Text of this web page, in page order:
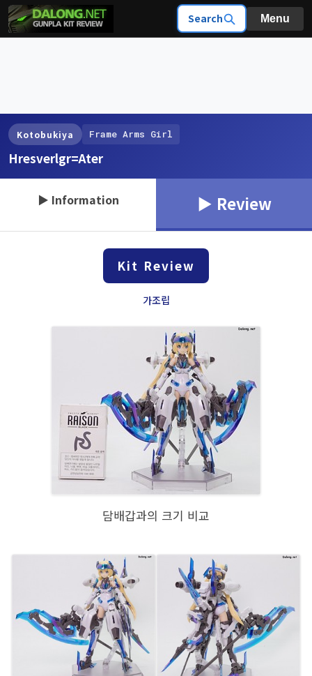
Search Menu
Kotobukiya Frame Arms Girl
Hresverlgr=Ater
▶ Information ▶ Review
Kit Review
가조립
담배갑과의 크기 비교